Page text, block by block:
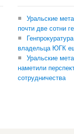
Уральские
почти две сотни
владельца ЮГК
Уральские
наметили
сотрудничества